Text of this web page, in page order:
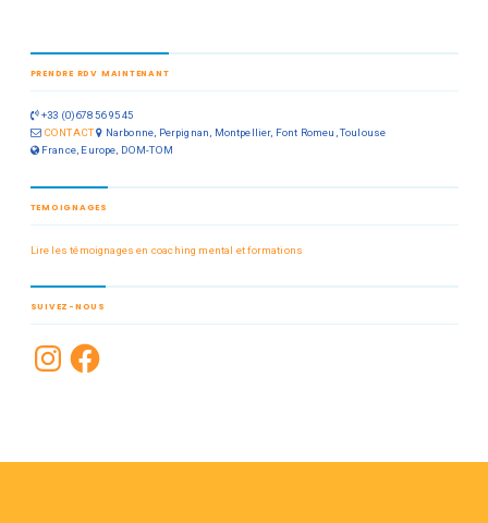
PRENDRE RDV MAINTENANT
+33 (0)678 56 95 45
CONTACT
Narbonne, Perpignan, Montpellier, Font Romeu, Toulouse
France, Europe, DOM-TOM
TEMOIGNAGES
Lire les témoignages en coaching mental et formations
SUIVEZ-NOUS